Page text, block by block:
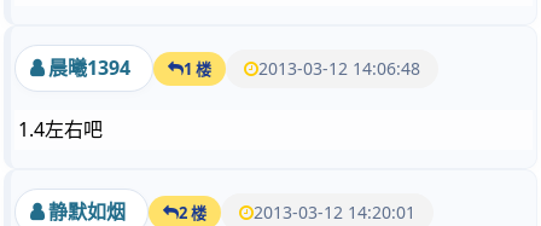
晨曦1394 1 楼 2013-03-12 14:06:48
1.4左右吧
静默如烟 2 楼 2013-03-12 14:20:01